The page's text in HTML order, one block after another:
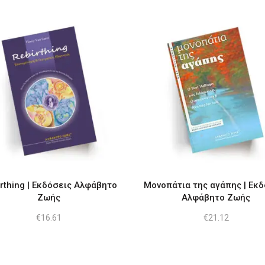
| Εκδόσεις Αλφάβητο
Ζωής
€16.61
Μονοπάτια της αγάπης |
Αλφάβητο Ζωής
€21.12